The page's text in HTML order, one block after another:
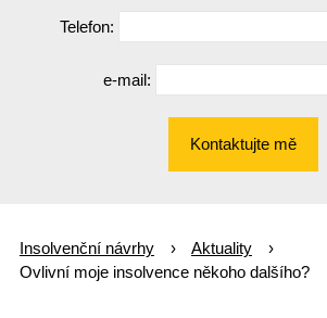
Telefon:
e-mail:
Kontaktujte mě
Insolvenční návrhy
Aktuality
Ovlivní moje insolvence někoho dalšího?